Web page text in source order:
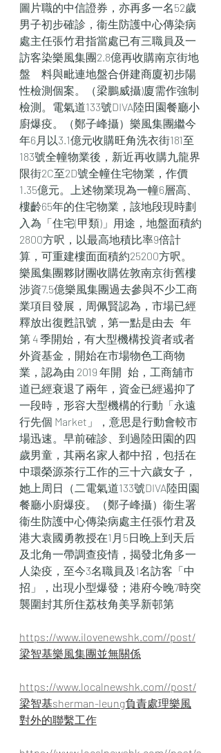
圖片職的中信證券，亦再多一名52歲
男子初步確診，衞生防護中心傳染病
處主任張竹君指當處已有三職員及一
訪客染樂風集團2.8億再收購南京街地
盤　料與毗連地盤合併建商廈初步陽
性檢測個案。（梁鵬威攝)廈需作強制
檢測。電氣道133號DIVA陸田園餐廳小
廚爆疫。（鄭子峰攝）樂風集團繼今
年6月以3.1億元收購旺角洗衣街181至
183號全幢物業後，新近再收購九龍界
限街2C至2D號全幢住宅物業，作價
1.35億元。上述物業現為一幢6層高、
樓齡65年的住宅物業，該地段現時劃
入為「住宅(甲類)」用途，地盤面積約
2800方呎，以最高地積比率9倍計
算，可重建樓面面積約25200方呎。
樂風集團夥財團收購佐敦南京街舊樓
涉資7.5億樂風集團過去參與不少工商
業項目發展，周佩賢認為，市場已經
釋放出復甦訊號，第一點是由去   年
第 4 季開始，有大型機構投資者或者
外資基金，開始在市場物色工商物
業，認為由 2019 年開   始，工商舖市
道已經衰退了兩年，資金已經遏抑了
一段時，形容大型機構的行動「永遠
行先個 Market」，意思是行動會較市
場迅速。早前確診、到過陸田園的四
歲男童，其兩名家人都中招，包括在
中環榮源茶行工作的三十六歲女子，
她上周日（二電氣道133號DIVA陸田園
餐廳小廚爆疫。（鄭子峰攝）衞生署
衞生防護中心傳染病處主任張竹君及
港大袁國勇教授在1月5日晚上到天后
及北角一帶調查疫情，揭發北角多一
人染疫，至今3名職員及1名訪客「中
招」，出現小型爆發；港府今晚7時突
襲圍封其所住荔枝角美孚新邨第
https://www.ilovenewshk.com//post/
梁智基樂風集團並無關係
https://www.localnewshk.com//post/
梁智基sherman-leung負責處理樂風
對外的聯繫工作